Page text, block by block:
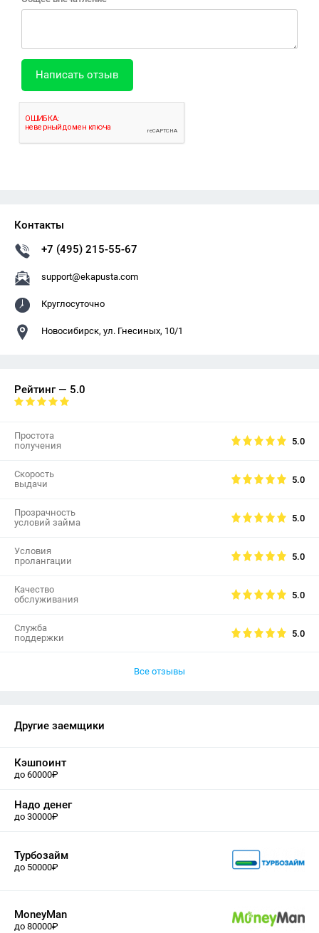
Написать отзыв
Контакты
+7 (495) 215-55-67
support@ekapusta.com
Круглосуточно
Новосибирск, ул. Гнесиных, 10/1
Рейтинг — 5.0
Простота
получения
5.0
Скорость
выдачи
5.0
Прозрачность
условий займа
5.0
Условия
пролангации
5.0
Качество
обслуживания
5.0
Служба
поддержки
5.0
Все отзывы
Другие заемщики
Кэшпоинт
до 60000₽
Надо денег
до 30000₽
Турбозайм
до 50000₽
MoneyMan
до 80000₽